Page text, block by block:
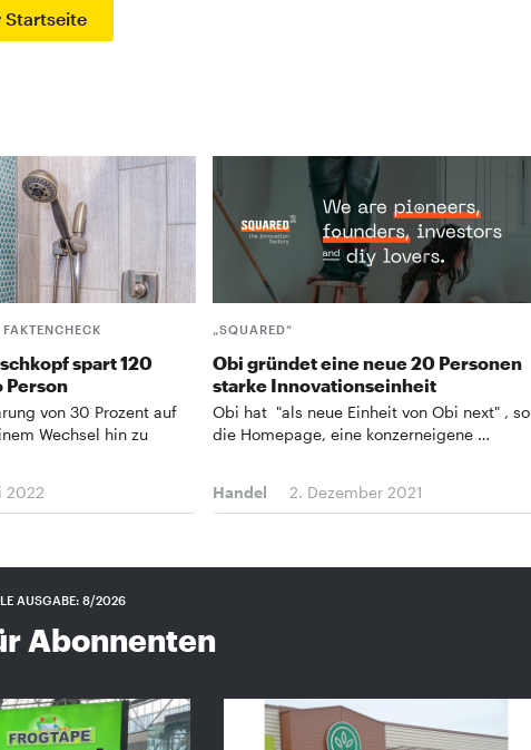
Startseite
spart 120
Person
von 30 Prozent auf
Wechsel hin zu
2022
„SQUARED“
Obi gründet eine neue 20 Personen
starke Innovationseinheit
Obi hat "als neue Einheit von Obi next" , so
die Homepage, eine konzerneigene …
Handel 2. Dezember 2021
AUSGABE: 8/2026
Abonnenten